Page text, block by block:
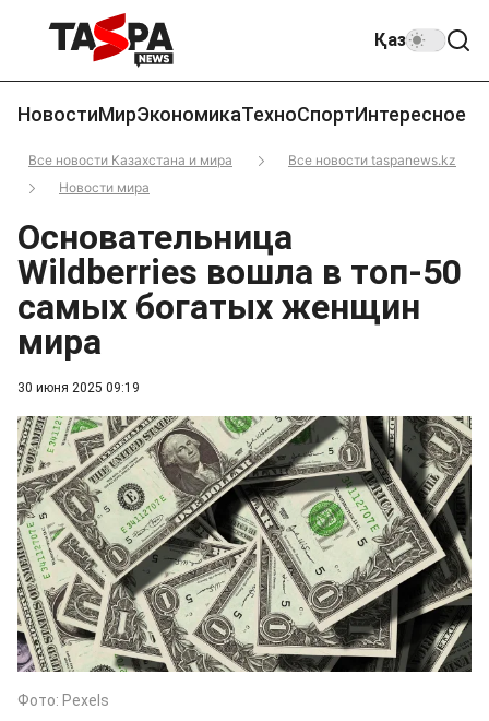
Қаз
НовостиМирЭкономикаТехноСпортИнтересное
Все новости Казахстана и мира
Все новости taspanews.kz
Новости мира
30 июня 2025 09:19
Основательница
Wildberries вошла в топ-50
самых богатых женщин
мира
Фото: Pexels